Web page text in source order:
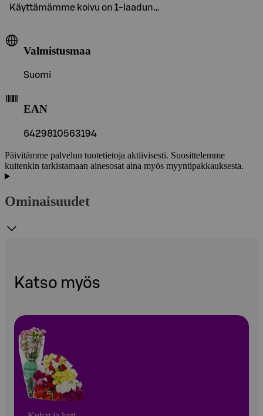
Käyttämämme koivu on 1-laadun…
Valmistusmaa
Suomi
EAN
6429810563194
Päivitämme palvelun tuotetietoja aktiivisesti. Suosittelemme
kuitenkin tarkistamaan ainesosat aina myös myyntipakkauksesta.
Ominaisuudet
Katso myös